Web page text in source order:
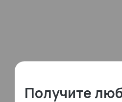
Получите